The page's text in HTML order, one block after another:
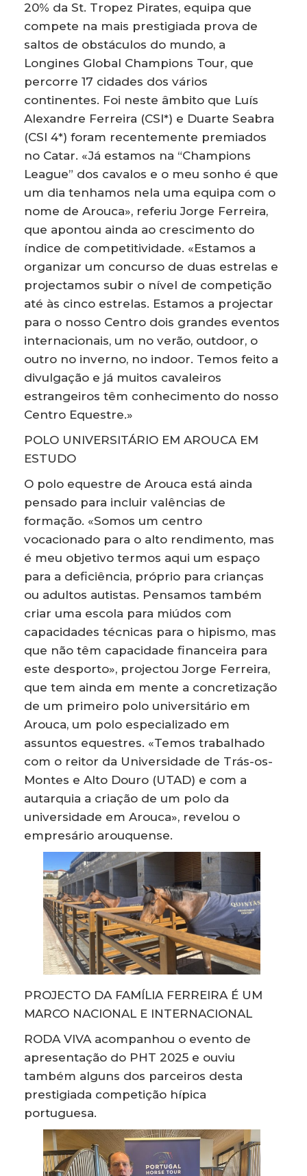
20% da St. Tropez Pirates, equipa que
compete na mais prestigiada prova de
saltos de obstáculos do mundo, a
Longines Global Champions Tour, que
percorre 17 cidades dos vários
continentes. Foi neste âmbito que Luís
Alexandre Ferreira (CSI*) e Duarte Seabra
(CSI 4*) foram recentemente premiados
no Catar. «Já estamos na “Champions
League” dos cavalos e o meu sonho é que
um dia tenhamos nela uma equipa com o
nome de Arouca», referiu Jorge Ferreira,
que apontou ainda ao crescimento do
índice de competitividade. «Estamos a
organizar um concurso de duas estrelas e
projectamos subir o nível de competição
até às cinco estrelas. Estamos a projectar
para o nosso Centro dois grandes eventos
internacionais, um no verão, outdoor, o
outro no inverno, no indoor. Temos feito a
divulgação e já muitos cavaleiros
estrangeiros têm conhecimento do nosso
Centro Equestre.»
POLO UNIVERSITÁRIO EM AROUCA EM
ESTUDO
O polo equestre de Arouca está ainda
pensado para incluir valências de
formação. «Somos um centro
vocacionado para o alto rendimento, mas
é meu objetivo termos aqui um espaço
para a deficiência, próprio para crianças
ou adultos autistas. Pensamos também
criar uma escola para miúdos com
capacidades técnicas para o hipismo, mas
que não têm capacidade financeira para
este desporto», projectou Jorge Ferreira,
que tem ainda em mente a concretização
de um primeiro polo universitário em
Arouca, um polo especializado em
assuntos equestres. «Temos trabalhado
com o reitor da Universidade de Trás-os-
Montes e Alto Douro (UTAD) e com a
autarquia a criação de um polo da
universidade em Arouca», revelou o
empresário arouquense.
PROJECTO DA FAMÍLIA FERREIRA É UM
MARCO NACIONAL E INTERNACIONAL
RODA VIVA acompanhou o evento de
apresentação do PHT 2025 e ouviu
também alguns dos parceiros desta
prestigiada competição hípica
portuguesa.